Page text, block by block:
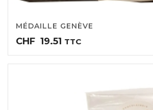
MÉDAILLE GENÈVE
CHF 19.51 TTC